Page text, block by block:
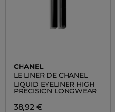
CHANEL
LE LINER DE CHANEL
LIQUID EYELINER HIGH
PRECISION LONGWEAR
38,92 €